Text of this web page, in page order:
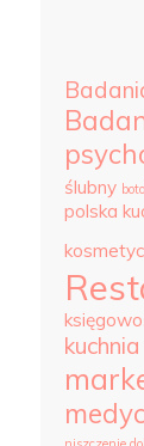
ślubny
polska